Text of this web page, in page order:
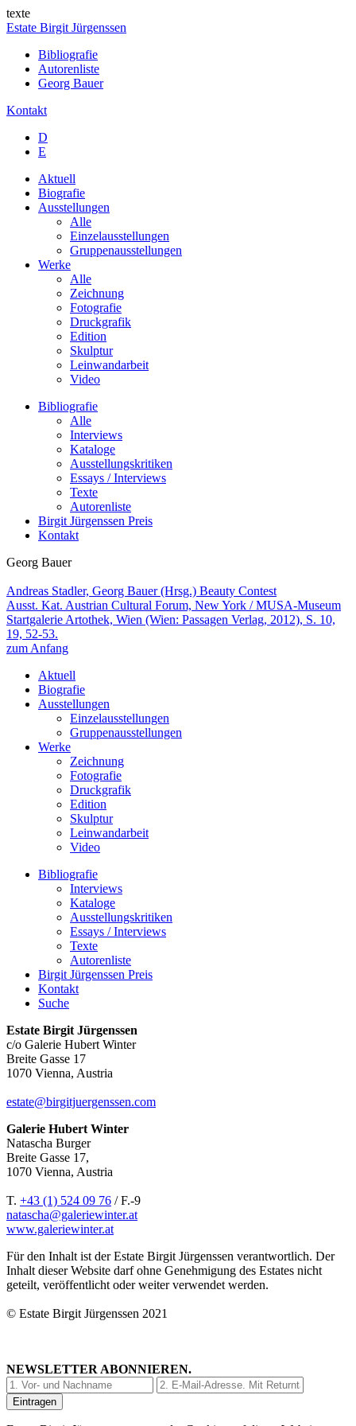
texte
Estate Birgit Jürgenssen
Bibliografie
Autorenliste
Georg Bauer
Kontakt
D
E
Aktuell
Biografie
Ausstellungen
Alle
Einzelausstellungen
Gruppenausstellungen
Werke
Alle
Zeichnung
Fotografie
Druckgrafik
Edition
Skulptur
Leinwandarbeit
Video
Bibliografie
Alle
Interviews
Kataloge
Ausstellungskritiken
Essays / Interviews
Texte
Autorenliste
Birgit Jürgenssen Preis
Kontakt
Georg Bauer
Andreas Stadler, Georg Bauer (Hrsg.) Beauty Contest
Ausst. Kat. Austrian Cultural Forum, New York / MUSA-Museum
Startgalerie Artothek, Wien (Wien: Passagen Verlag, 2012), S. 10,
19, 52-53.
zum Anfang
Aktuell
Biografie
Ausstellungen
Einzelausstellungen
Gruppenausstellungen
Werke
Zeichnung
Fotografie
Druckgrafik
Edition
Skulptur
Leinwandarbeit
Video
Bibliografie
Interviews
Kataloge
Ausstellungskritiken
Essays / Interviews
Texte
Autorenliste
Birgit Jürgenssen Preis
Kontakt
Suche
Estate Birgit Jürgenssen
c/o Galerie Hubert Winter
Breite Gasse 17
1070 Vienna, Austria
estate@birgitjuergenssen.com
Galerie Hubert Winter
Natascha Burger
Breite Gasse 17,
1070 Vienna, Austria
T. +43 (1) 524 09 76 / F.-9
natascha@galeriewinter.at
www.galeriewinter.at
Für den Inhalt ist der Estate Birgit Jürgenssen verantwortlich. Der
Inhalt dieser Website darf ohne Genehmigung des Estates nicht
geteilt, veröffentlicht oder weiter verwendet werden.
© Estate Birgit Jürgenssen 2021
NEWSLETTER ABONNIEREN.